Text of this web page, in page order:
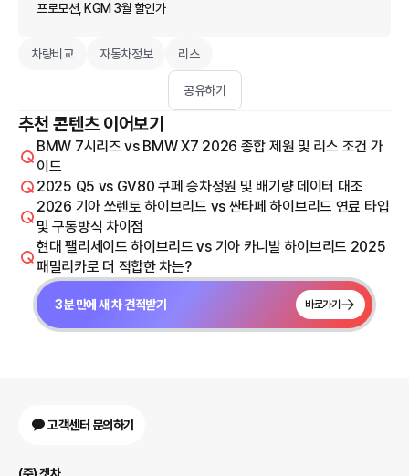
프로모션, KGM 3월 할인가
차량비교 자동차정보 리스
공유하기
추천 콘텐츠 이어보기
BMW 7시리즈 vs BMW X7 2026 종합 제원 및 리스 조건 가
이드
2025 Q5 vs GV80 쿠페 승차정원 및 배기량 데이터 대조
2026 기아 쏘렌토 하이브리드 vs 싼타페 하이브리드 연료 타입
및 구동방식 차이점
현대 팰리세이드 하이브리드 vs 기아 카니발 하이브리드 2025
패밀리카로 더 적합한 차는?
3분 만에 새 차 견적받기 바로가기
고객센터 문의하기